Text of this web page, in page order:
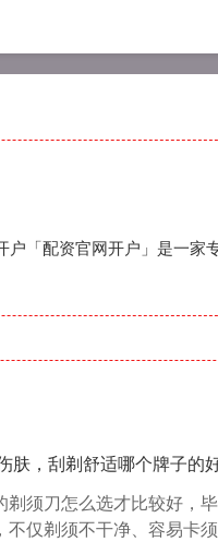
「配资官网开户」是一
肤，刮剃舒适哪个牌子的
须刀怎么选才比较好，
仅剃须不干净、容易卡